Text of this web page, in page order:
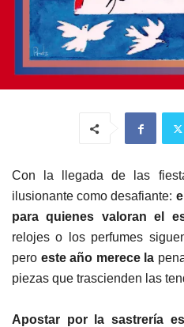
Con la llegada de las
ilusionante como desafiante:
para quienes valoran el
relojes o los perfumes
pero este año merece la
piezas que trascienden las
Apostar por la sastrería